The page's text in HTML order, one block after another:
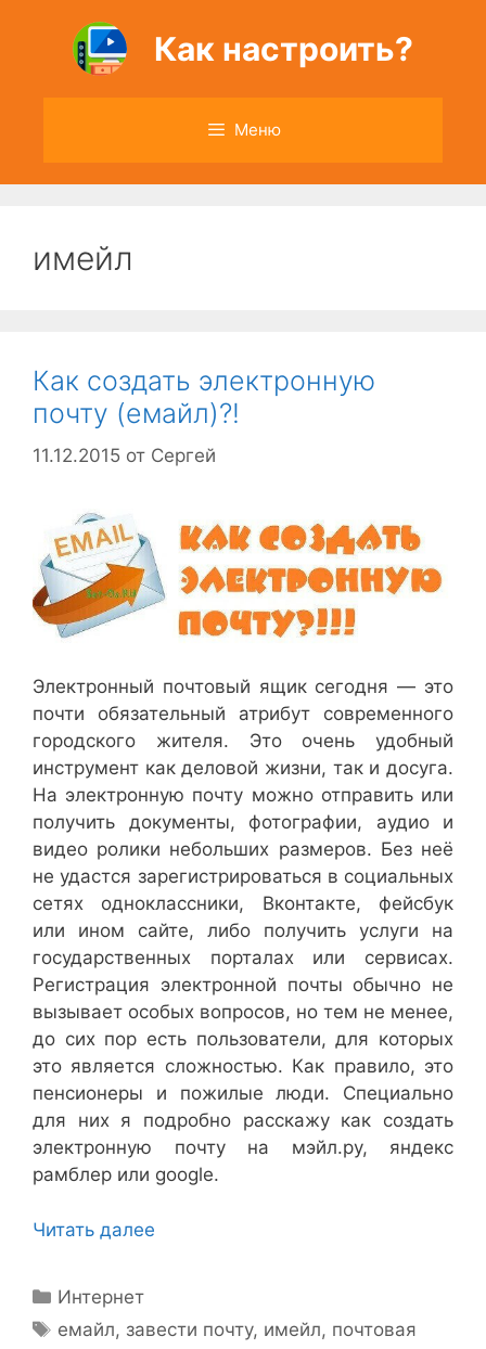
содержимому
Как настроить?
Меню
имейл
Как создать электронную
почту (емайл)?!
11.12.2015 от Сергей
Электронный почтовый ящик сегодня — это
почти обязательный атрибут современного
городского жителя. Это очень удобный
инструмент как деловой жизни, так и досуга.
На электронную почту можно отправить или
получить документы, фотографии, аудио и
видео ролики небольших размеров. Без неё
не удастся зарегистрироваться в социальных
сетях одноклассники, Вконтакте, фейсбук
или ином сайте, либо получить услуги на
государственных порталах или сервисах.
Регистрация электронной почты обычно не
вызывает особых вопросов, но тем не менее,
до сих пор есть пользователи, для которых
это является сложностью. Как правило, это
пенсионеры и пожилые люди. Специально
для них я подробно расскажу как создать
электронную почту на мэйл.ру, яндекс
рамблер или google.
Читать далее
Рубрики
Интернет
Метки
емайл, завести почту, имейл, почтовая